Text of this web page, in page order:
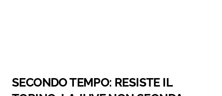
SECONDO TEMPO: RESISTE IL